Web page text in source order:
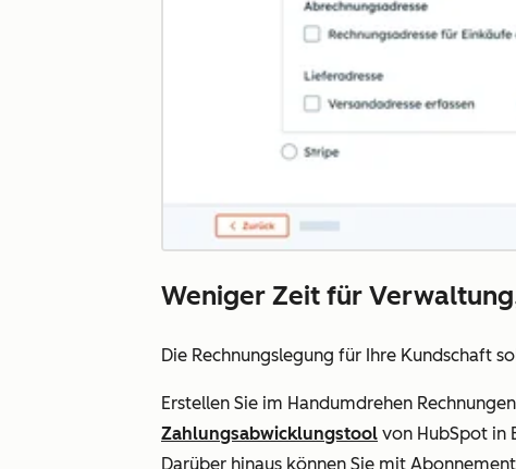
Weniger Zeit für
Die Rechnungslegung für Ihre Kundschaft
Erstellen Sie im Handumdrehen
Zahlungsabwicklungstool von HubSpot in
Darüber hinaus können Sie mit